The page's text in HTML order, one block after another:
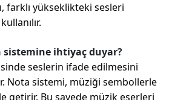
farklı yükseklikteki sesleri
sistemine ihtiyaç duyar?
seslerin ifade edilmesini
Nota sistemi, müziği sembollerle
getirir. Bu sayede müzik eserleri